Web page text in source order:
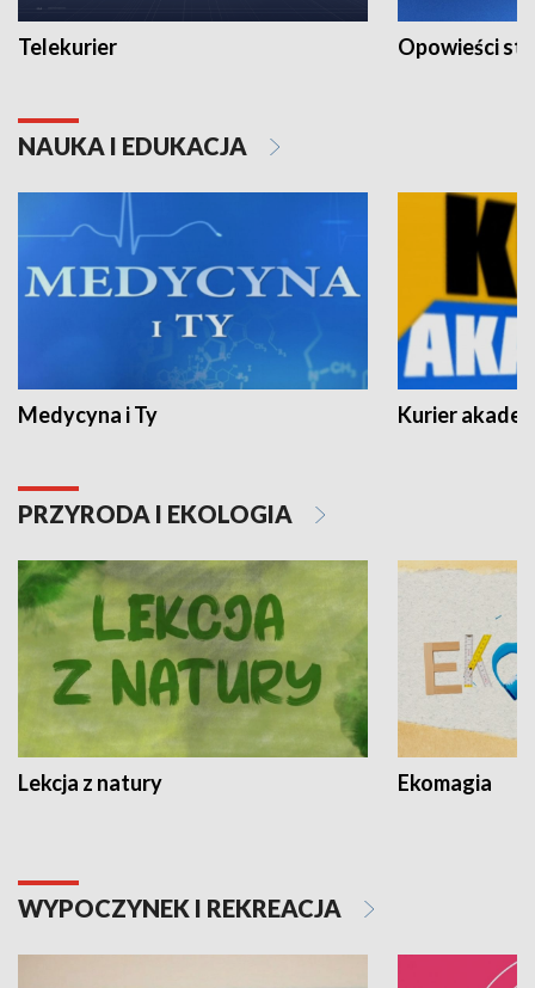
Telekurier Opowieści
NAUKA I EDUKACJA
Medycyna i Ty Kurier
PRZYRODA I EKOLOGIA
Lekcja z natury Ekomagia
WYPOCZYNEK I REKREACJA